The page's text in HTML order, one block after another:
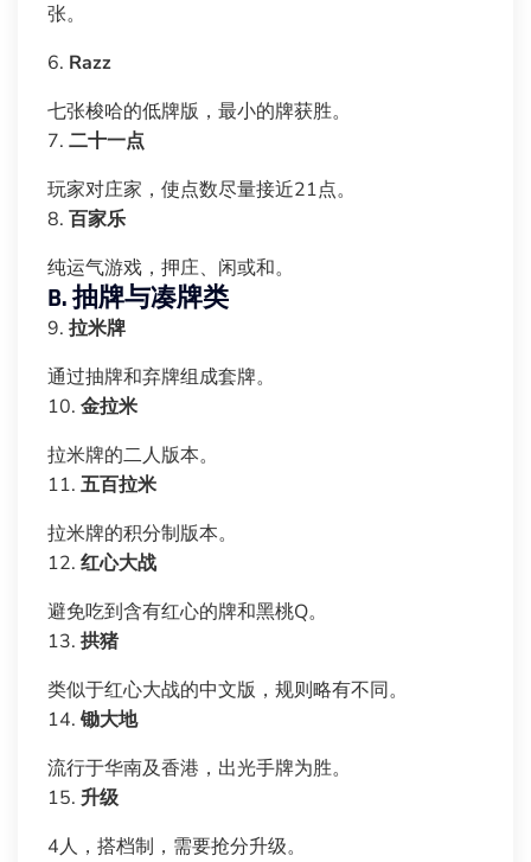
张。
6. Razz
七张梭哈的低牌版，最小的牌获胜。
7. 二十一点
玩家对庄家，使点数尽量接近21点。
8. 百家乐
纯运气游戏，押庄、闲或和。
B. 抽牌与凑牌类
9. 拉米牌
通过抽牌和弃牌组成套牌。
10. 金拉米
拉米牌的二人版本。
11. 五百拉米
拉米牌的积分制版本。
12. 红心大战
避免吃到含有红心的牌和黑桃Q。
13. 拱猪
类似于红心大战的中文版，规则略有不同。
14. 锄大地
流行于华南及香港，出光手牌为胜。
15. 升级
4人，搭档制，需要抢分升级。